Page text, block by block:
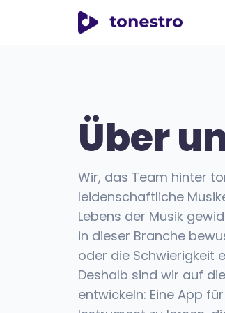
tonestro
Über
Wir, das Team hinter
leidenschaftliche
Lebens der Musik
in dieser Branche
oder die Schwierigkeit
Deshalb sind wir auf
entwickeln: Eine App